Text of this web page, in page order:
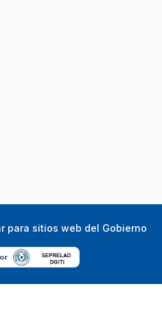
para sitios web del Gobierno